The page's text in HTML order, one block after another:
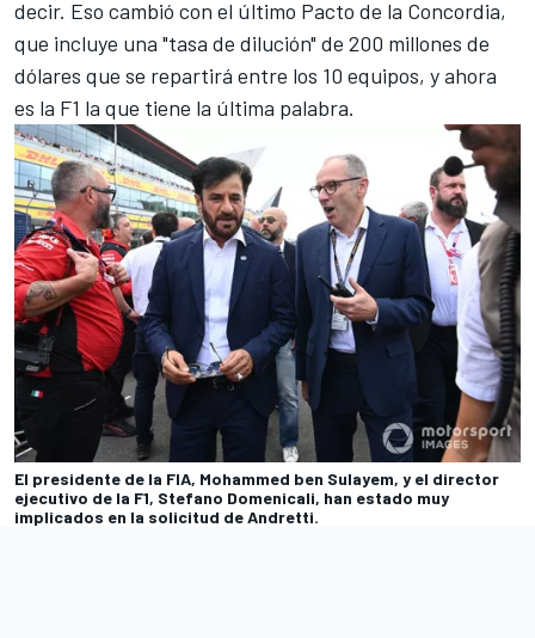
decir. Eso cambió con el último Pacto de la Concordia,
que incluye una "tasa de dilución" de 200 millones de
dólares que se repartirá entre los 10 equipos, y ahora
es la F1 la que tiene la última palabra.
El presidente de la FIA, Mohammed ben Sulayem, y el director
ejecutivo de la F1, Stefano Domenicali, han estado muy
implicados en la solicitud de Andretti.